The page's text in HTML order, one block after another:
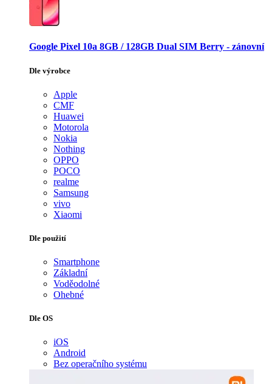
Google Pixel 10a 8GB / 128GB Dual SIM Berry - zánovní
Dle výrobce
Apple
CMF
Huawei
Motorola
Nokia
Nothing
OPPO
POCO
realme
Samsung
vivo
Xiaomi
Dle použití
Smartphone
Základní
Voděodolné
Ohebné
Dle OS
iOS
Android
Bez operačního systému